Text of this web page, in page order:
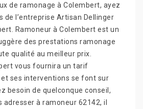
de ramonage à Colembert, ayez
de l’entreprise Artisan Dellinger
Ramoneur à Colembert est un
des prestations ramonage
qualité au meilleur prix.
vous fournira un tarif
ses interventions se font sur
besoin de quelconque conseil,
adresser à ramoneur 62142, il